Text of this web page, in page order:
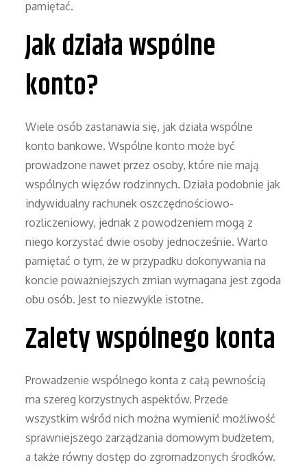
pamiętać.
Jak działa wspólne
konto?
Wiele osób zastanawia się, jak działa wspólne
konto bankowe. Wspólne konto może być
prowadzone nawet przez osoby, które nie mają
wspólnych więzów rodzinnych. Działa podobnie jak
indywidualny rachunek oszczędnościowo-
rozliczeniowy, jednak z powodzeniem mogą z
niego korzystać dwie osoby jednocześnie. Warto
pamiętać o tym, że w przypadku dokonywania na
koncie poważniejszych zmian wymagana jest zgoda
obu osób. Jest to niezwykle istotne.
Zalety wspólnego konta
Prowadzenie wspólnego konta z całą pewnością
ma szereg korzystnych aspektów. Przede
wszystkim wśród nich można wymienić możliwość
sprawniejszego zarządzania domowym budżetem,
a także równy dostęp do zgromadzonych środków.